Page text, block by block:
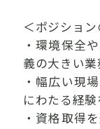
＜ポジショ
・環境保全
義の大きい業
・幅広い現
にわたる経験
・資格取得